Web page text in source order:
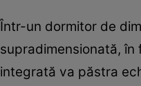
Într-un dormitor de
supradimensionată,
integrată va păstra